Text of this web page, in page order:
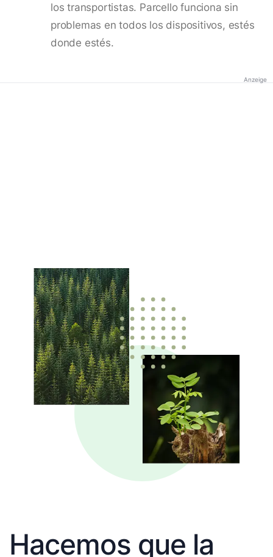
los transportistas. Parcello funciona sin
problemas en todos los dispositivos, estés
donde estés.
Anzeige
Hacemos que la